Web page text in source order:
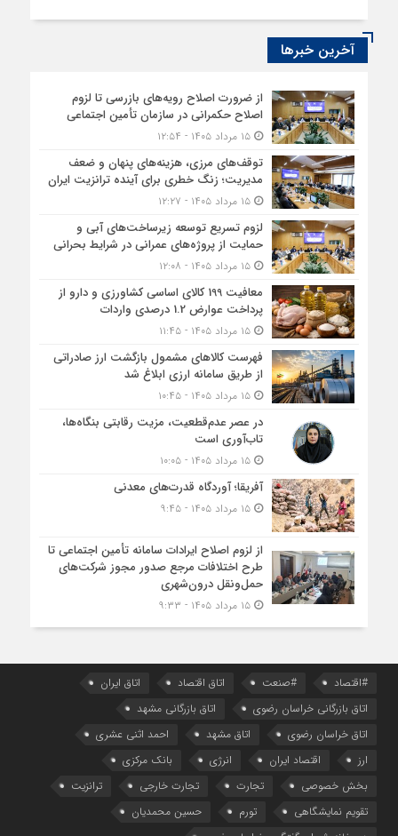
آخرین خبرها
از ضرورت اصلاح رویه‌های بازرسی تا لزوم
اصلاح حکمرانی در سازمان تأمین اجتماعی
۱۵ مرداد ۱۴۰۵ - ۱۲:۵۴
توقف‌های مرزی، هزینه‌های پنهان و ضعف
مدیریت؛ زنگ خطری برای آینده ترانزیت ایران
۱۵ مرداد ۱۴۰۵ - ۱۲:۲۷
لزوم تسریع توسعه زیرساخت‌های آبی و
حمایت از پروژه‌های عمرانی در شرایط بحرانی
۱۵ مرداد ۱۴۰۵ - ۱۲:۰۸
معافیت 199 کالای اساسی کشاورزی و دارو از
پرداخت عوارض 1.2 درصدی واردات
۱۵ مرداد ۱۴۰۵ - ۱۱:۴۵
فهرست کالاهای مشمول بازگشت ارز صادراتی
از طریق سامانه ارزی ابلاغ شد
۱۵ مرداد ۱۴۰۵ - ۱۰:۴۵
در عصر عدم‌قطعیت، مزیت رقابتی بنگاه‌ها،
تاب‌آوری است
۱۵ مرداد ۱۴۰۵ - ۱۰:۰۵
آفریقا؛ آوردگاه قدرت‌های معدنی
۱۵ مرداد ۱۴۰۵ - ۹:۴۵
از لزوم اصلاح ایرادات سامانه تأمین اجتماعی تا
طرح اختلافات مرجع صدور مجوز شرکت‌های
حمل‌ونقل درون‌شهری
۱۵ مرداد ۱۴۰۵ - ۹:۳۳
#اقتصاد #صنعت اتاق اقتصاد
اتاق ایران
اتاق بازرگانی خراسان رضوی
اتاق بازرگانی مشهد
اتاق خراسان رضوی
اتاق مشهد
احمد اثنی عشری
ارز
اقتصاد ایران انرژی
بانک مرکزی
بخش خصوصی
تجارت تجارت خارجی
ترانزیت
تقویم نمایشگاهی
تورم
حسین محمدیان